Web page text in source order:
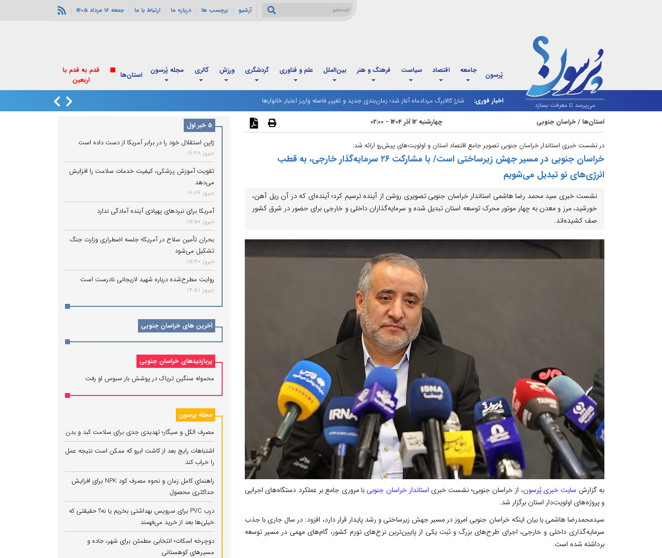
آرشیو برچسب ها درباره ما ارتباط با ما جمعه 16 مرداد 1405
می‌پرسد تا معرفت بسازد
پُرسون جامعه اقتصاد سیاست فرهنگ و هنر بین‌الملل علم و فناوری گردشگری ورزش گالری مجله پُرسون استان‌ها
اخبار فوری: شارژ کالابرگ مردادماه آغاز شد؛ زمان‌بندی جدید و تغییر فاصله واریز اعتبار خانوارها
استان‌ها /خراسان جنوبی چهارشنبه 12 آذر 1404 - 02:00
در نشست خبری استاندار خراسان جنوبی تصویر جامع اقتصاد استان و اولویت‌های پیش‌رو ارائه شد:
خراسان جنوبی در مسیر جهش زیرساختی است/ با مشارکت ۲۶ سرمایه‌گذار خارجی، به قطب
انرژی‌های نو تبدیل می‌شویم
نشست خبری سید محمد رضا هاشمی استاندار خراسان جنوبی تصویری روشن از آینده ترسیم کرد؛ آینده‌ای که در آن ریل آهن،
خورشید، مرز و معدن به چهار موتور محرک توسعه استان تبدیل شده و سرمایه‌گذاران داخلی و خارجی برای حضور در شرق کشور
صف کشیده‌اند.
به گزارش سایت خبری پُرسون، از خراسان جنوبی؛ نشست خبری استاندار خراسان جنوبی با مروری جامع بر عملکرد دستگاه‌های اجرایی
و پروژه‌های اولویت‌دار استان برگزار شد.
سیدمحمدرضا هاشمی با بیان اینکه خراسان جنوبی امروز در مسیر جهش زیرساختی و رشد پایدار قرار دارد، افزود: در سال جاری با جذب
سرمایه‌گذاری داخلی و خارجی، اجرای طرح‌های بزرگ و ثبت یکی از پایین‌ترین نرخ‌های تورم کشور، گام‌های مهمی در مسیر توسعه
برداشته شده است.
5 خبر اول
ژاپن استقلال خود را در برابر آمریکا از دست داده است
دیروز 16:38
تقویت آموزش پزشکی، کیفیت خدمات سلامت را افزایش
می‌دهد
دیروز 16:26
آمریکا برای نبردهای پهپادی آینده آمادگی ندارد
دیروز 15:50
بحران تأمین سلاح در آمریکا؛ جلسه اضطراری وزارت جنگ
تشکیل می‌شود
دیروز 15:40
روایت مطرح‌شده درباره شهید لاریجانی نادرست است
دیروز 14:51
آخرین های خراسان جنوبی
پربازدیدهای خراسان جنوبی
محموله سنگین تریاک در پوشش بار سبوس لو رفت
مجله پرسون
مصرف الکل و سیگار؛ تهدیدی جدی برای سلامت کبد و بدن
اشتباهات رایج بعد از کاشت ابرو که ممکن است نتیجه عمل
را خراب کند
راهنمای کامل زمان و نحوه مصرف کود NPK برای افزایش
حداکثری محصول
درب PVC برای سرویس بهداشتی بخریم یا نه؟ حقیقتی که
خیلی‌ها بعد از خرید می‌فهمند
دوچرخه اسکات؛ انتخابی مطمئن برای شهر، جاده و
مسیرهای کوهستانی